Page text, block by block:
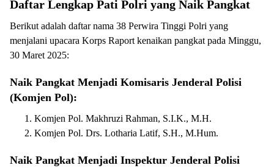
Daftar Lengkap Pati Polri yang Naik Pangkat
Berikut adalah daftar nama 38 Perwira Tinggi Polri yang
menjalani upacara Korps Raport kenaikan pangkat pada Minggu,
30 Maret 2025:
Naik Pangkat Menjadi Komisaris Jenderal Polisi
(Komjen Pol):
Komjen Pol. Makhruzi Rahman, S.I.K., M.H.
Komjen Pol. Drs. Lotharia Latif, S.H., M.Hum.
Naik Pangkat Menjadi Inspektur Jenderal Polisi